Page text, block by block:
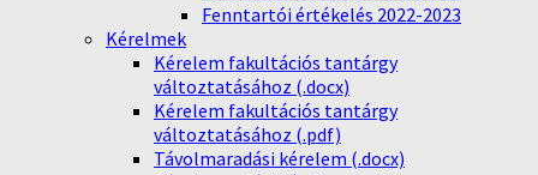
Fenntartói értékelés 2022-2023
Kérelmek
Kérelem fakultációs tantárgy
változtatásához (.docx)
Kérelem fakultációs tantárgy
változtatásához (.pdf)
Távolmaradási kérelem (.docx)